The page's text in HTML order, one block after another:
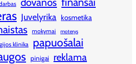
Juvelyrika kosmetika
mokymai moterys
klinika papuošalai
pinigai reklama